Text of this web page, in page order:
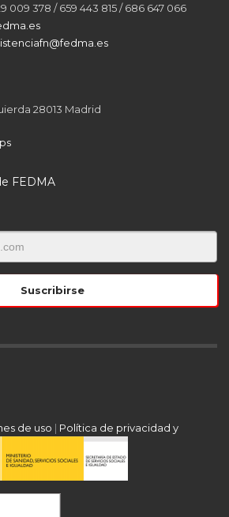
009 378 / 659 443 815 / 686 647 066
28013 Madrid
FEDMA
de uso | Política de privacidad y